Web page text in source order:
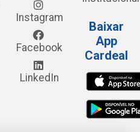
Instagram
Facebook
LinkedIn
Baixar
App
Cardeal